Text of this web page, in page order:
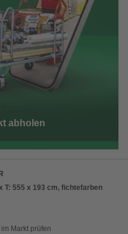
abholen
T: 555 x 193 cm, fichtefarben
Markt prüfen